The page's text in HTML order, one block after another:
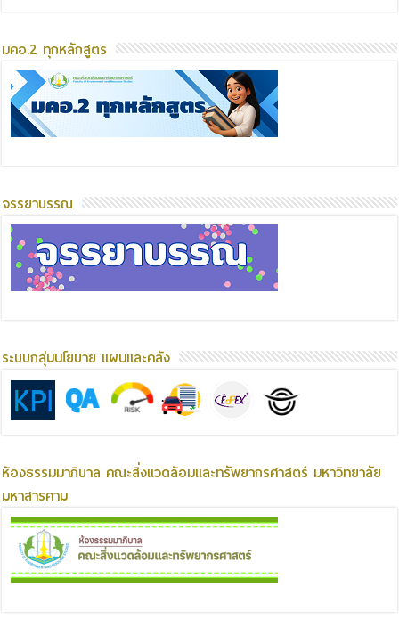
มคอ.2 ทุกหลักสูตร
จรรยาบรรณ
ระบบกลุ่มนโยบาย แผนและคลัง
ห้องธรรมมาภิบาล คณะสิ่งแวดล้อมและทรัพยากรศาสตร์ มหาวิทยาลัย
มหาสารคาม